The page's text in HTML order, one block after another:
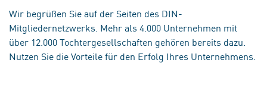
Wir begrüßen Sie auf der Seiten des DIN-
Mitgliedernetzwerks. Mehr als 4.000 Unternehmen mit
über 12.000 Tochtergesellschaften gehören bereits dazu.
Nutzen Sie die Vorteile für den Erfolg Ihres Unternehmens.